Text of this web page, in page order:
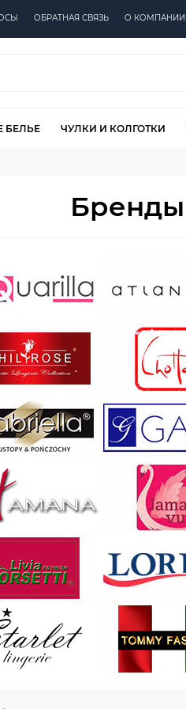
ОБРАТНАЯ СВЯЗЬ О КОМПАНИИ
БЕЛЬЕ ЧУЛКИ И КОЛГОТКИ
Бренды